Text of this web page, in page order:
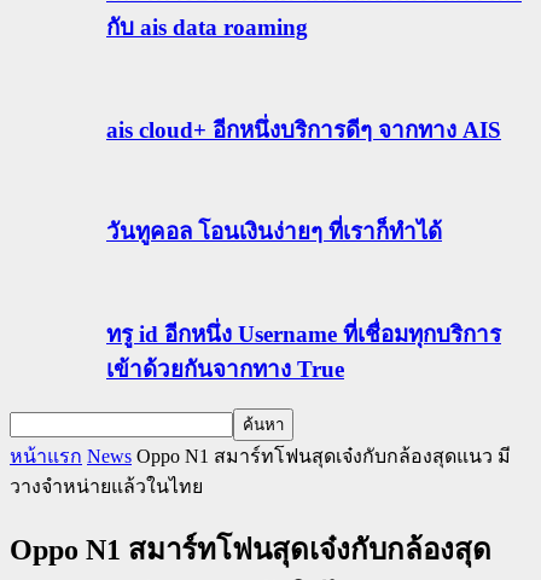
กับ ais data roaming
ais cloud+ อีกหนึ่งบริการดีๆ จากทาง AIS
วันทูคอล โอนเงินง่ายๆ ที่เราก็ทำได้
ทรู id อีกหนึ่ง Username ที่เชื่อมทุกบริการ
เข้าด้วยกันจากทาง True
หน้าแรก News Oppo N1 สมาร์ทโฟนสุดเจ๋งกับกล้องสุดแนว มี
วางจำหน่ายแล้วในไทย
Oppo N1 สมาร์ทโฟนสุดเจ๋งกับกล้องสุด